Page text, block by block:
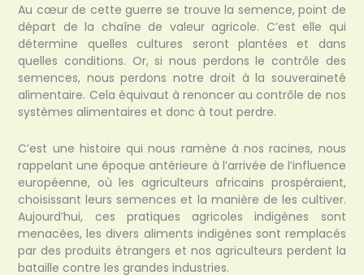
Au cœur de cette guerre se trouve la semence, point de
départ de la chaîne de valeur agricole. C’est elle qui
détermine quelles cultures seront plantées et dans
quelles conditions. Or, si nous perdons le contrôle des
semences, nous perdons notre droit à la souveraineté
alimentaire. Cela équivaut à renoncer au contrôle de nos
systèmes alimentaires et donc à tout perdre.
C’est une histoire qui nous ramène à nos racines, nous
rappelant une époque antérieure à l’arrivée de l’influence
européenne, où les agriculteurs africains prospéraient,
choisissant leurs semences et la manière de les cultiver.
Aujourd’hui, ces pratiques agricoles indigènes sont
menacées, les divers aliments indigènes sont remplacés
par des produits étrangers et nos agriculteurs perdent la
bataille contre les grandes industries.